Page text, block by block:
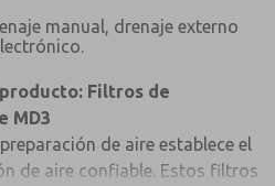
manual, drenaje externo
Filtros de
MD3
de aire establece el
de aire confiable. Estos filtros